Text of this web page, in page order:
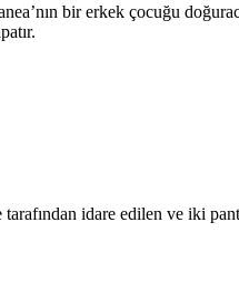
bir erkek çocuğu
idare edilen ve iki